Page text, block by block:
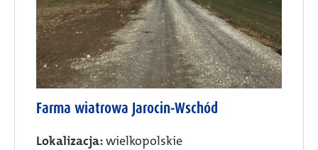
Farma wiatrowa Jarocin-Wschód
Lokalizacja:wielkopolskie